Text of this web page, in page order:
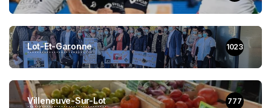
Lot-Et-Garonne 1023
Villeneuve-Sur-Lot 777